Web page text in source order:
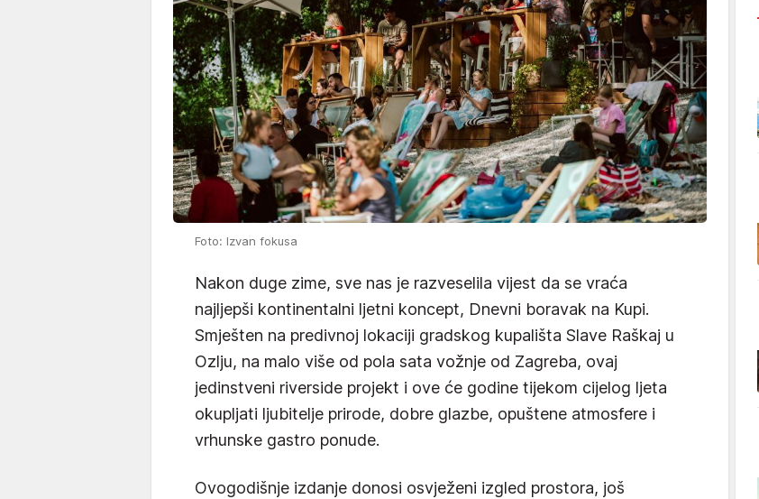
Foto: Izvan fokusa
Nakon duge zime, sve nas je razveselila vijest da se vraća
najljepši kontinentalni ljetni koncept, Dnevni boravak na Kupi.
Smješten na predivnoj lokaciji gradskog kupališta Slave Raškaj u
Ozlju, na malo više od pola sata vožnje od Zagreba, ovaj
jedinstveni riverside projekt i ove će godine tijekom cijelog ljeta
okupljati ljubitelje prirode, dobre glazbe, opuštene atmosfere i
vrhunske gastro ponude.
Ovogodišnje izdanje donosi osvježeni izgled prostora, još